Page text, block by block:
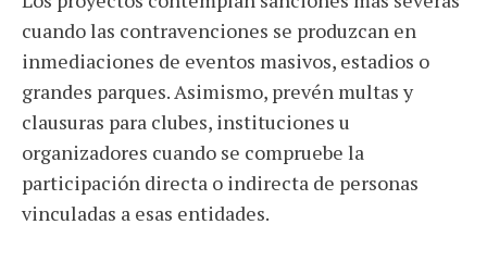
cuando las contravenciones se produzcan en
inmediaciones de eventos masivos, estadios o
grandes parques. Asimismo, prevén multas y
clausuras para clubes, instituciones u
organizadores cuando se compruebe la
participación directa o indirecta de personas
vinculadas a esas entidades.